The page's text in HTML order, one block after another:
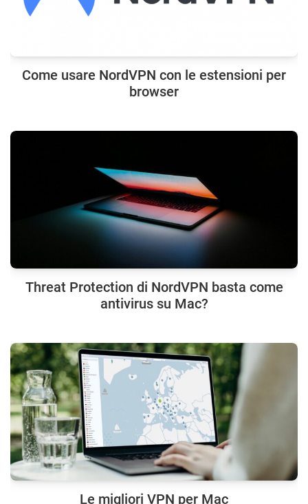
Come usare NordVPN con le estensioni per
browser
Threat Protection di NordVPN basta come
antivirus su Mac?
Le migliori VPN per Mac